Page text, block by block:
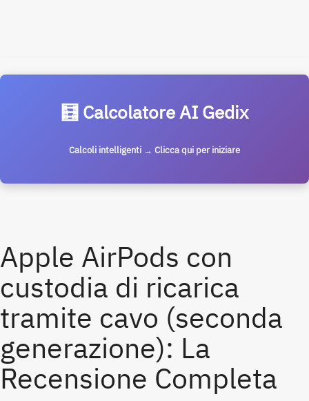
🧮 Calcolatore AI Gedix
Calcoli intelligenti → Clicca qui per iniziare
Apple AirPods con
custodia di ricarica
tramite cavo (seconda
generazione): La
Recensione Completa